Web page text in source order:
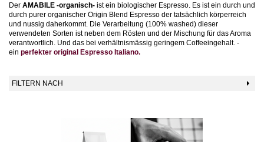
Der AMABILE -organisch- ist ein biologischer Espresso. Es ist ein durch und
durch purer organischer Origin Blend Espresso der tatsächlich körperreich
und nussig daherkommt. Die Verarbeitung (100% washed) dieser
verwendeten Sorten ist neben dem Rösten und der Mischung für das Aroma
verantwortlich. Und das bei verhältnismässig geringem Coffeeingehalt. -
ein perfekter original Espresso Italiano.
FILTERN NACH